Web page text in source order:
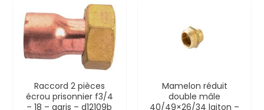
Raccord 2 pièces
écrou prisonnier f3/4
– 18 – garis – d12109b
Mamelon réduit
double mâle
40/49×26/34 laiton –